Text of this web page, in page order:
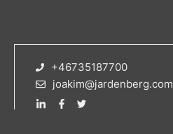
+46735187700
joakim@jardenberg.com